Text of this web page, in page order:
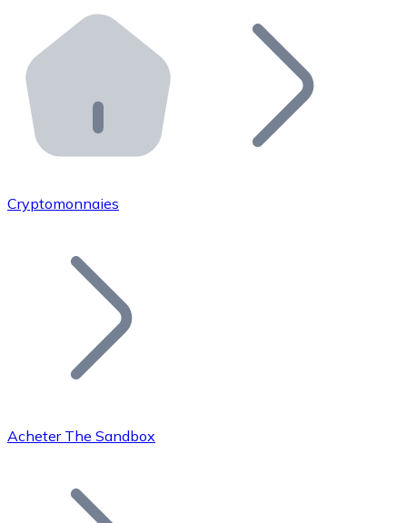
Distributeurs automatiques Bitnovo
Intégrez un ATM Bitnovo dans votre entreprise et
API Bitnovo
Intégrez notre API dans votre écosystème.
Rejoignez notre réseau de distributeurs et
Ajoutez le token de votre projet à notre service
Bitcoin
Cryptomonnaies
Acheter The Sandbox